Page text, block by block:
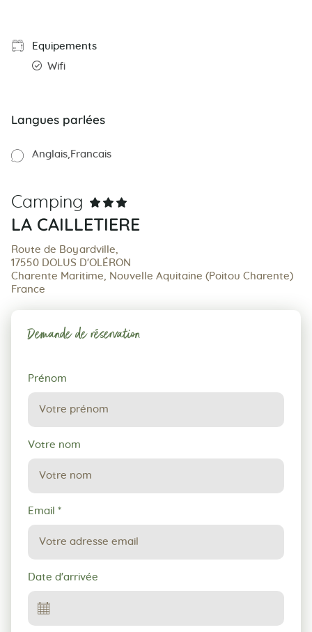
Equipements
Wifi
Langues parlées
Anglais Francais
Camping
LA CAILLETIERE
Route de Boyardville,
17550 DOLUS D'OLÉRON
Charente Maritime, Nouvelle Aquitaine (Poitou Charente)
France
Demande de réservation
Demande
de
réservation
Prénom
Votre nom
Email *
Date d'arrivée